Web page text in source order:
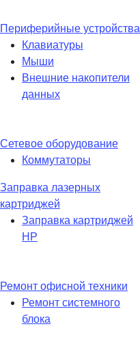
Периферийные устройства
Клавиатуры
Мыши
Внешние накопители
данных
Сетевое оборудование
Коммутаторы
Заправка лазерных
картриджей
Заправка картриджей
HP
Ремонт офисной техники
Ремонт системного
блока